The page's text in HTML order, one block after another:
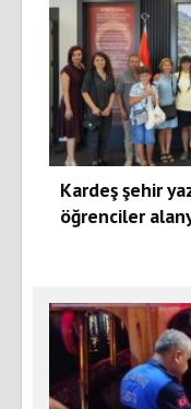
Kardeş şehir
öğrenciler